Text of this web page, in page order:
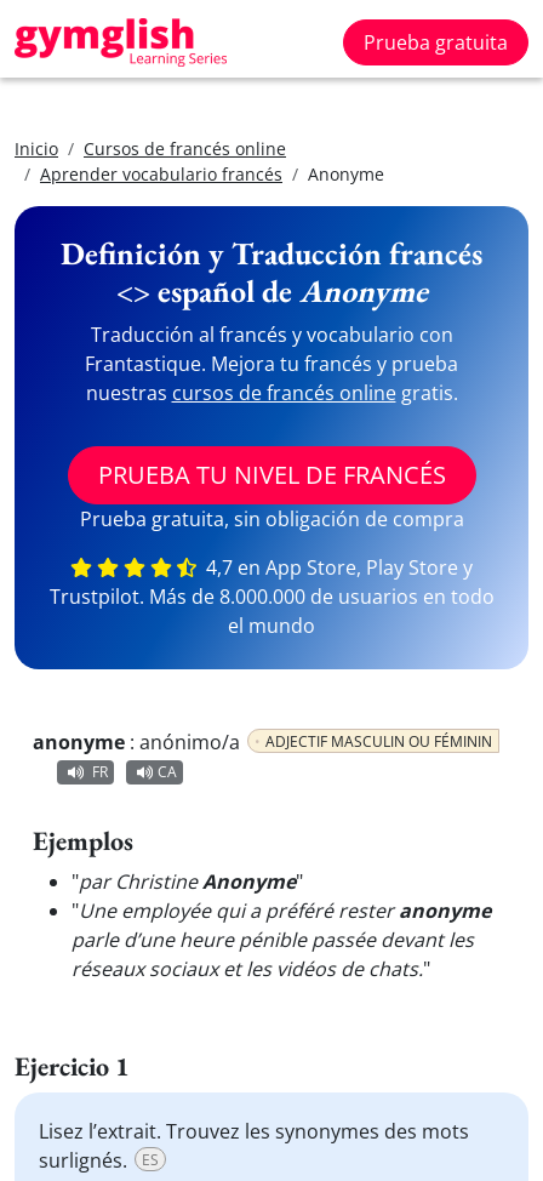
Prueba gratuita
Inicio
Cursos de francés online
Aprender vocabulario francés
Anonyme
Definición y Traducción francés
<> español deAnonyme
Traducción al francés y vocabulario con
Frantastique. Mejora tu francés y prueba
nuestras cursos de francés onlinegratis.
PRUEBA TU NIVEL DE FRANCÉS
Prueba gratuita, sin obligación de compra
4,7 en App Store, Play Store y
Trustpilot. Más de 8.000.000 de usuarios en todo
el mundo
anonyme : anónimo/a
ADJECTIF MASCULIN OU FÉMININ
FR
CA
Ejemplos
"par ChristineAnonyme"
"Une employée qui a préféré resteranonyme
parle d’une heure pénible passée devant les
réseaux sociaux et les vidéos de chats."
Ejercicio 1
Lisez l’extrait. Trouvez les synonymes des mots
surlignés.
ES